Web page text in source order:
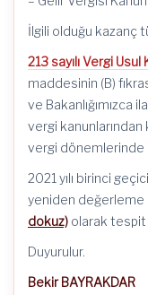
İlgili olduğu kazanç
213 sayılı Vergi
maddesinin (B)
ve Bakanlığımızca
vergi
vergi dönemlerinde
2021 yılı birinci
yeniden değerleme
dokuz) olarak tespit
Duyurulur.
Bekir BAYRAKDAR